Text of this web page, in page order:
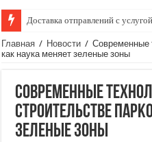
Доставка отправлений с
Главная / Новости / Современные
как наука меняет зеленые зоны
Современные
строительстве
зеленые зоны